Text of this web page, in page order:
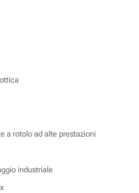
a rotolo ad alte prestazioni
industriale